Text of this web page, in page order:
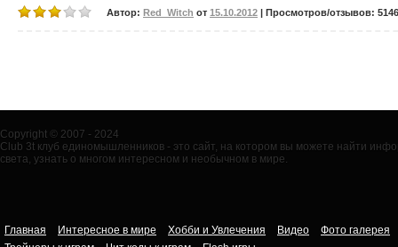
Автор: Red_Witch от 15.10.2012 | Просмотров/отзывов:
Copyright © 2007 - 2024
Club 3t клуб единомышленников - это сайт, на котором вы можете найти
света, узнать о многом интересном и необычном в мире.
Главная Интересное в мире Хобби и Увлечения Видео
Фото галерея